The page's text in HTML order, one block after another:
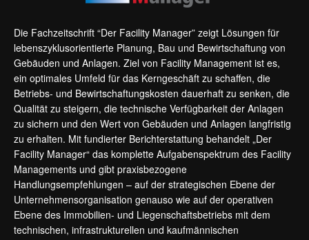
Die Fachzeitschrift “Der Facility Manager” zeigt Lösungen für
lebenszyklusorientierte Planung, Bau und Bewirtschaftung von
Gebäuden und Anlagen. Ziel von Facility Management ist es,
ein optimales Umfeld für das Kerngeschäft zu schaffen, die
Betriebs- und Bewirtschaftungskosten dauerhaft zu senken, die
Qualität zu steigern, die technische Verfügbarkeit der Anlagen
zu sichern und den Wert von Gebäuden und Anlagen langfristig
zu erhalten. Mit fundierter Berichterstattung behandelt „Der
Facility Manager“ das komplette Aufgabenspektrum des Facility
Managements und gibt praxisbezogene
Handlungsempfehlungen – auf der strategischen Ebene der
Unternehmensorganisation genauso wie auf der operativen
Ebene des Immobilien- und Liegenschaftsbetriebs mit dem
technischen, infrastrukturellen und kaufmännischen